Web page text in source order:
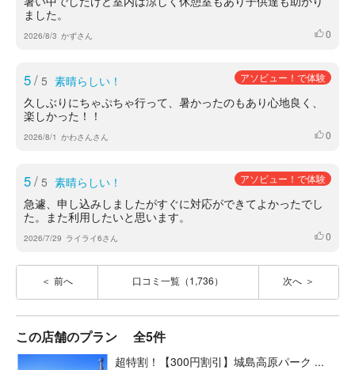
ました。
2026/8/3 かずさん いいね
0
5/ 5 素晴らしい！ アソビュー！で体験
久しぶりにちゃぷちゃ行って、暑かったのもあり心地良く、
楽しかった！！
2026/8/1 かわさんさん いいね
0
5/ 5 素晴らしい！ アソビュー！で体験
急遽、申し込みしましたがすぐに対応ができてよかったでし
た。また利用したいと思います。
2026/7/29 ライライ6さん いいね
0
前へ 口コミ一覧（1,736） 次へ
この店舗のプラン 全5件
超特割！【300円割引】城島高原パーク ...